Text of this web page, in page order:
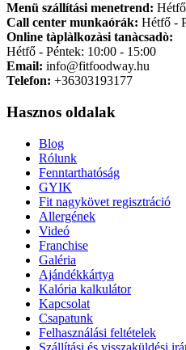
Menü szállítási menetrend:
Call center munkaórák: Hétfő -
Online tàplàlkozàsi tanàcsadò:
Hétfő - Péntek: 10:00 - 15:00
Email: info@fitfoodway.hu
Telefon: +36303193177
Hasznos oldalak
Blog
Rólunk
Fenntarthatóság
GYIK
Fit nagykövet regisztráció
Allergének
Videó
Franchise
Galéria
Ajándékkártya
Kalória kalkulátor
Kapcsolat
Csapatunk
Felhasználási feltételek
Szállítási és visszaküldési